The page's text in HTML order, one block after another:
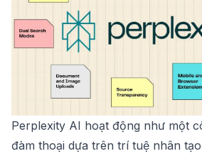
Perplexity AI hoạt động như một
đàm thoại dựa trên trí tuệ nhân